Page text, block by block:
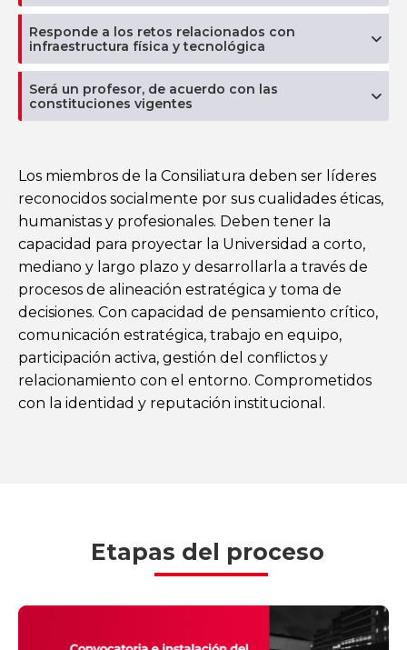
Responde a los retos relacionados con
infraestructura física y tecnológica
Será un profesor, de acuerdo con las
constituciones vigentes
Los miembros de la Consiliatura deben ser líderes
reconocidos socialmente por sus cualidades éticas,
humanistas y profesionales. Deben tener la
capacidad para proyectar la Universidad a corto,
mediano y largo plazo y desarrollarla a través de
procesos de alineación estratégica y toma de
decisiones. Con capacidad de pensamiento crítico,
comunicación estratégica, trabajo en equipo,
participación activa, gestión del conflictos y
relacionamiento con el entorno. Comprometidos
con la identidad y reputación institucional.
Etapas del proceso